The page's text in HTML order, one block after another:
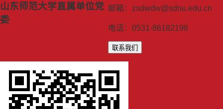
山东师范大学直属单位党
委
邮箱：zsdwdw@sdnu.edu.cn
电话：0531-86182198
联系我们